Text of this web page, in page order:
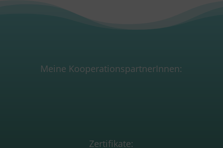
Meine KooperationspartnerInnen:
Zertifikate: